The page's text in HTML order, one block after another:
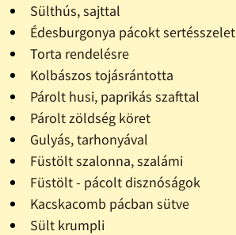
Sülthús, sajttal
Édesburgonya pácokt sertésszelet
Torta rendelésre
Kolbászos tojásrántotta
Párolt husi, paprikás szafttal
Párolt zöldség köret
Gulyás, tarhonyával
Füstölt szalonna, szalámi
Füstölt - pácolt disznóságok
Kacskacomb pácban sütve
Sült krumpli